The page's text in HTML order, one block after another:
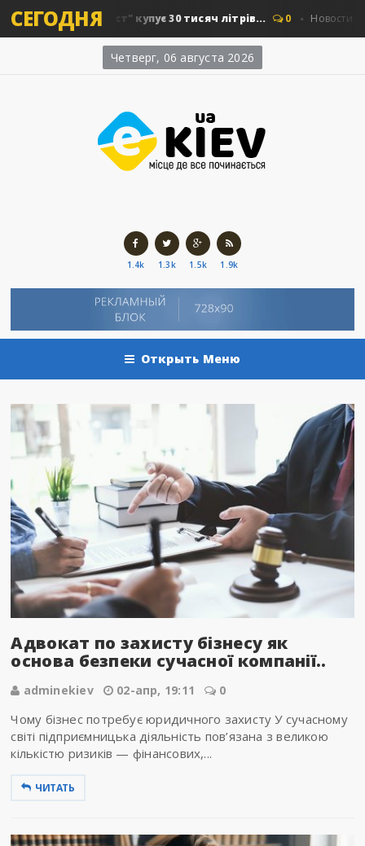
СЕГОДНЯкупує 30 тисяч літрів... 0 Новости Киева
Четверг, 06 августа 2026
1.4k 1.3k 1.5k 1.9k
Открыть Меню
Адвокат по захисту бізнесу як
основа безпеки сучасної компанії..
adminekiev 02-апр, 19:11 0
Чому бізнес потребує юридичного захисту У сучасному
світі підприємницька діяльність пов’язана з великою
кількістю ризиків — фінансових,...
ЧИТАТЬ